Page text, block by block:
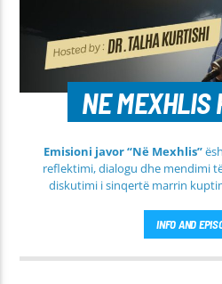
NE MEXHLIS
Emisioni javor “Në Mexhlis”
reflektimi, dialogu dhe mendimi
diskutimi i sinqertë marrin
publiku një formë komunikimi të
INFO AND